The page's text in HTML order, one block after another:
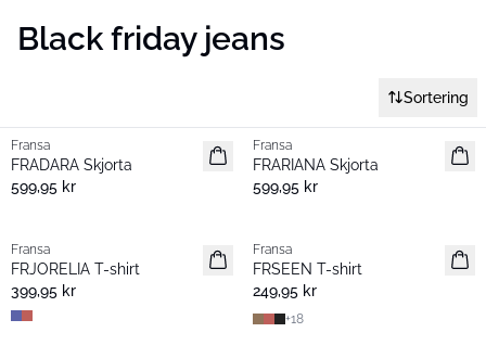
Black friday jeans
Sortering
Nyhet
Fransa
FRADARA Skjorta
599,95 kr
Nyhet
Fransa
FRARIANA Skjorta
599,95 kr
Nyhet
Fransa
FRJORELIA T-shirt
399,95 kr
Nyhet
Fransa
FRSEEN T-shirt
249,95 kr
+18